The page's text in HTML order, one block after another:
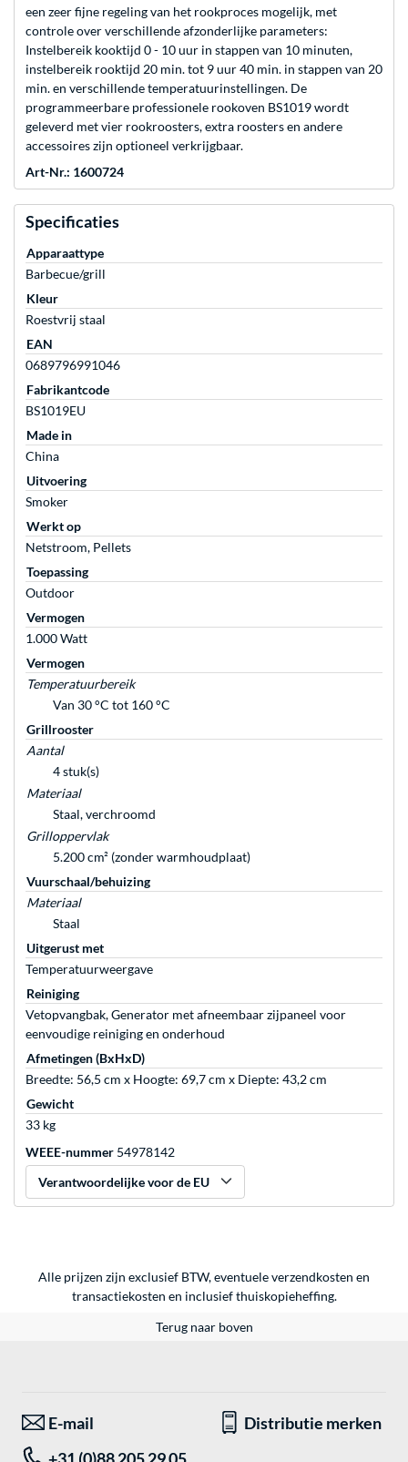
een zeer fijne regeling van het rookproces mogelijk, met
controle over verschillende afzonderlijke parameters:
Instelbereik kooktijd 0 - 10 uur in stappen van 10 minuten,
instelbereik rooktijd 20 min. tot 9 uur 40 min. in stappen van 20
min. en verschillende temperatuurinstellingen. De
programmeerbare professionele rookoven BS1019 wordt
geleverd met vier rookroosters, extra roosters en andere
accessoires zijn optioneel verkrijgbaar.
Art-Nr.: 1600724
Specificaties
Apparaattype
Barbecue/grill
Kleur
Roestvrij staal
EAN
0689796991046
Fabrikantcode
BS1019EU
Made in
China
Uitvoering
Smoker
Werkt op
Netstroom, Pellets
Toepassing
Outdoor
Vermogen
1.000 Watt
Vermogen
Temperatuurbereik
Van 30 °C tot 160 °C
Grillrooster
Aantal
4 stuk(s)
Materiaal
Staal, verchroomd
Grilloppervlak
5.200 cm² (zonder warmhoudplaat)
Vuurschaal/behuizing
Materiaal
Staal
Uitgerust met
Temperatuurweergave
Reiniging
Vetopvangbak, Generator met afneembaar zijpaneel voor
eenvoudige reiniging en onderhoud
Afmetingen (BxHxD)
Breedte: 56,5 cm x Hoogte: 69,7 cm x Diepte: 43,2 cm
Gewicht
33 kg
WEEE-nummer 54978142
Verantwoordelijke voor de EU
Alle prijzen zijn exclusief BTW, eventuele verzendkosten en
transactiekosten en inclusief thuiskopieheffing.
Terug naar boven
E-mail
Distributie merken